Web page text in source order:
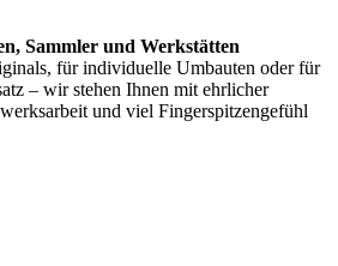
Sammler und Werkstätten
für individuelle Umbauten oder für
– wir stehen Ihnen mit ehrlicher
und viel Fingerspitzengefühl